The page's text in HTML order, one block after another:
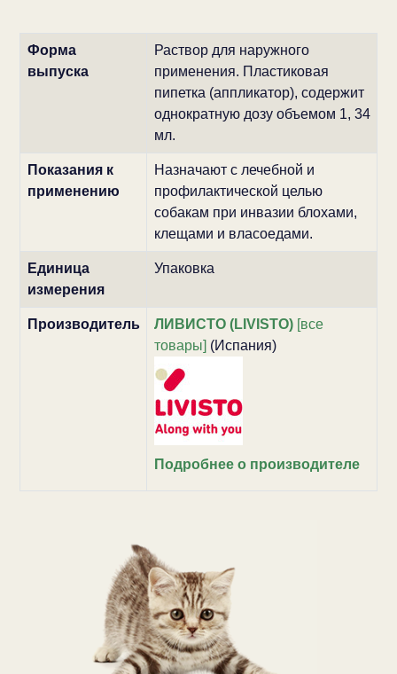
Форма
выпуска
Раствор для наружного
применения. Пластиковая
пипетка (аппликатор), содержит
однократную дозу объемом 1, 34
мл.
Показания к
применению
Назначают с лечебной и
профилактической целью
собакам при инвазии блохами,
клещами и власоедами.
Единица
измерения
Упаковка
Производитель ЛИВИСТО (LIVISTO)[все
товары] (Испания)
Подробнее о производителе